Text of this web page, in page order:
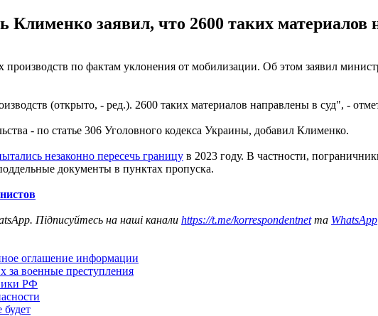
заявил, что 2600 таких материалов
по фактам уклонения от мобилизации. Об этом заявил
(открыто, - ред.). 2600 таких материалов направлены в суд", -
- по статье 306 Уголовного кодекса Украины, добавил Клименко.
незаконно пересечь границу в 2023 году. В частности,
документы в пунктах пропуска.
Підписуйтесь на наші канали https://t.me/korrespondentnetта WhatsApp
оглашение информации
за военные преступления
РФ